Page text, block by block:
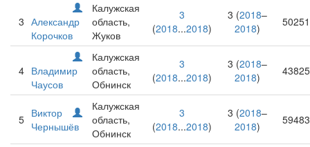
3 Александр
Корочков
Калужская
область,
Жуков
3
(2018...2018)
3 (2018–
2018)
4 Владимир
Чаусов
Калужская
область,
Обнинск
3
(2018...2018)
3 (2018–
2018)
5 Виктор
Чернышёв
Калужская
область,
Обнинск
3
(2018...2018)
3 (2018–
2018)